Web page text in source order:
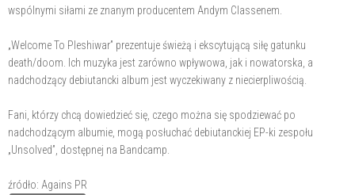
wspólnymi siłami ze znanym producentem Andym Classenem.
„Welcome To Pleshiwar” prezentuje świeżą i ekscytującą siłę gatunku
death/doom. Ich muzyka jest zarówno wpływowa, jak i nowatorska, a
nadchodzący debiutancki album jest wyczekiwany z niecierpliwością.
Fani, którzy chcą dowiedzieć się, czego można się spodziewać po
nadchodzącym albumie, mogą posłuchać debiutanckiej EP-ki zespołu
„Unsolved”, dostępnej na Bandcamp.
źródło: Agains PR